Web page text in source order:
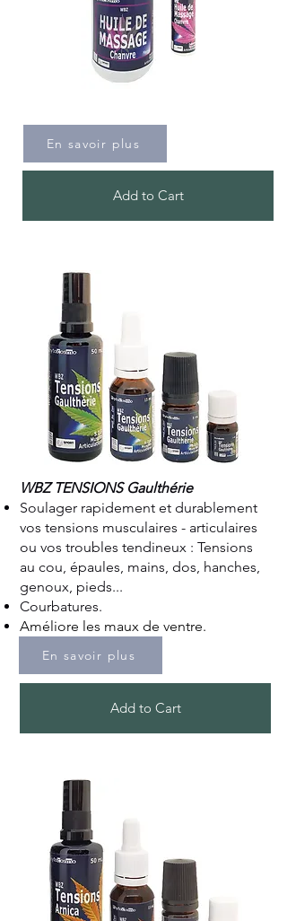
En savoir plus
Add to Cart
WBZ TENSIONS Gaulthérie
Soulager rapidement et durablement
vos tensions musculaires - articulaires
ou vos troubles tendineux : Tensions
au cou, épaules, mains, dos, hanches,
genoux, pieds...
Courbatures.
Améliore les maux de ventre.
En savoir plus
Add to Cart